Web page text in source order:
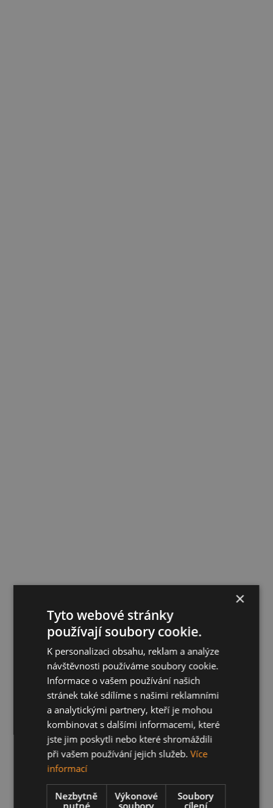
×
Tyto webové stránky
používají soubory cookie.
K personalizaci obsahu, reklam a analýze
návštěvnosti používáme soubory cookie.
Informace o vašem používání našich
stránek také sdílíme s našimi reklamními
a analytickými partnery, kteří je mohou
kombinovat s dalšími informacemi, které
jste jim poskytli nebo které shromáždili
při vašem používání jejich služeb.Více
informací
Nezbytně
nutné
Výkonové
soubory
Soubory
cílení